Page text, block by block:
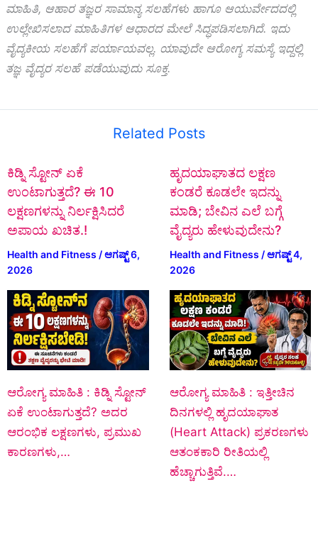
ಮಾಹಿತಿ, ಆಹಾರ ತಜ್ಞರ ಸಾಮಾನ್ಯ ಸಲಹೆಗಳು ಹಾಗೂ ಆಯುರ್ವೇದದಲ್ಲಿ
ಉಲ್ಲೇಖಿಸಲಾದ ಮಾಹಿತಿಗಳ ಆಧಾರದ ಮೇಲೆ ಸಿದ್ಧಪಡಿಸಲಾಗಿದೆ. ಇದು
ವೈದ್ಯಕೀಯ ಸಲಹೆಗೆ ಪರ್ಯಾಯವಲ್ಲ. ಯಾವುದೇ ಆರೋಗ್ಯ ಸಮಸ್ಯೆ ಇದ್ದಲ್ಲಿ
ತಜ್ಞ ವೈದ್ಯರ ಸಲಹೆ ಪಡೆಯುವುದು ಸೂಕ್ತ.
Related Posts
ಕಿಡ್ನಿ ಸ್ಟೋನ್‌ ಏಕೆ
ಉಂಟಾಗುತ್ತದೆ? ಈ 10
ಲಕ್ಷಣಗಳನ್ನು ನಿರ್ಲಕ್ಷಿಸಿದರೆ
ಅಪಾಯ ಖಚಿತ.!
Health and Fitness /ಆಗಷ್ಟ್ 6,
2026
ಆರೋಗ್ಯ ಮಾಹಿತಿ : ಕಿಡ್ನಿ ಸ್ಟೋನ್‌
ಏಕೆ ಉಂಟಾಗುತ್ತದೆ? ಅದರ
ಆರಂಭಿಕ ಲಕ್ಷಣಗಳು, ಪ್ರಮುಖ
ಕಾರಣಗಳು,…
ಹೃದಯಾಘಾತದ ಲಕ್ಷಣ
ಕಂಡರೆ ಕೂಡಲೇ ಇದನ್ನು
ಮಾಡಿ; ಬೇವಿನ ಎಲೆ ಬಗ್ಗೆ
ವೈದ್ಯರು ಹೇಳುವುದೇನು?
Health and Fitness /ಆಗಷ್ಟ್ 4,
2026
ಆರೋಗ್ಯ ಮಾಹಿತಿ : ಇತ್ತೀಚಿನ
ದಿನಗಳಲ್ಲಿ ಹೃದಯಾಘಾತ
(Heart Attack) ಪ್ರಕರಣಗಳು
ಆತಂಕಕಾರಿ ರೀತಿಯಲ್ಲಿ
ಹೆಚ್ಚಾಗುತ್ತಿವೆ.…